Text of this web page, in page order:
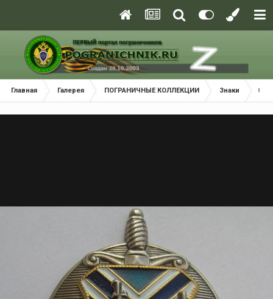
Главная Галерея ПОГРАНИЧНЫЕ КОЛЛЕКЦИИ Знаки